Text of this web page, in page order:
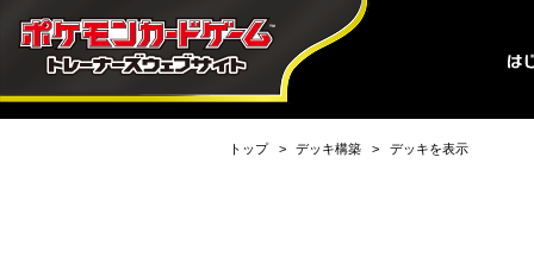
トップ デッキ構築 デッキを表示